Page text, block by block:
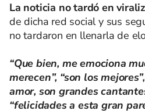
La noticia no tardó en
de dicha red social y sus
no tardaron en llenarla de
“Que bien, me emociona
merecen”, “son los
amor, son grandes
“felicidades a esta gran